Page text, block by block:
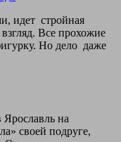
идет стройная
Все прохожие
Но дело даже
на
своей подруге,